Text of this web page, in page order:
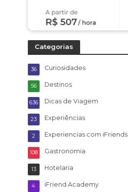
Categorias
Curiosidades
36
Destinos
56
Dicas de Viagem
636
Experiências
23
Experiencias com iFriends
2
Gastronomia
108
Hotelaria
13
iFriend Academy
4